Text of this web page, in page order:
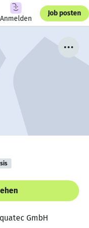
Anmelden
Job posten
GmbH